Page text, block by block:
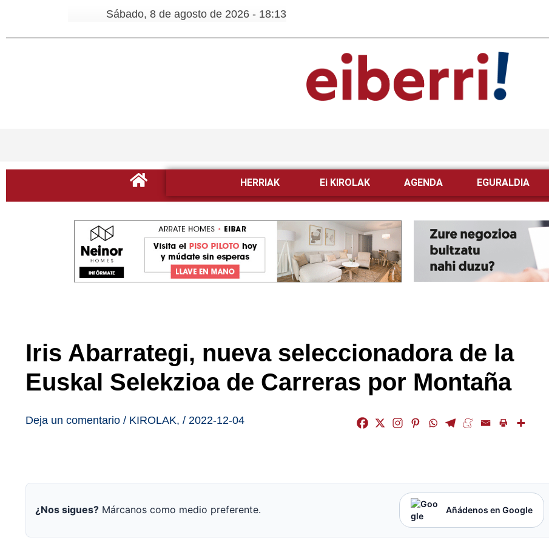
Sábado, 8 de agosto de 2026 - 18:13
HERRIAK Ei KIROLAK AGENDA EGURALDIA
Iris Abarrategi, nueva seleccionadora de la
Euskal Selekzioa de Carreras por Montaña
Deja un comentario / KIROLAK, / 2022-12-04
¿Nos sigues? Márcanos como medio preferente. Añádenos en Google